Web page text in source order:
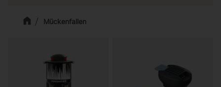
Mückenfallen